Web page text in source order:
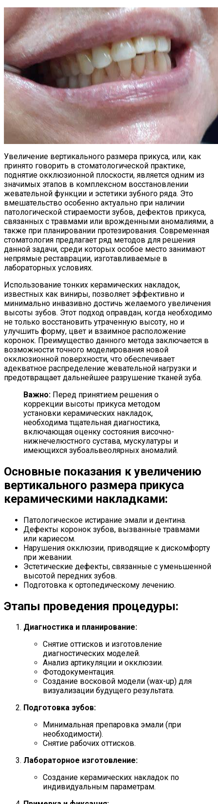
Увеличение вертикального размера прикуса, или, как
принято говорить в стоматологической практике,
поднятие окклюзионной плоскости, является одним из
значимых этапов в комплексном восстановлении
жевательной функции и эстетики зубного ряда. Это
вмешательство особенно актуально при наличии
патологической стираемости зубов, дефектов прикуса,
связанных с травмами или врожденными аномалиями, а
также при планировании протезирования. Современная
стоматология предлагает ряд методов для решения
данной задачи, среди которых особое место занимают
непрямые реставрации, изготавливаемые в
лабораторных условиях.
Использование тонких керамических накладок,
известных как виниры, позволяет эффективно и
минимально инвазивно достичь желаемого увеличения
высоты зубов. Этот подход оправдан, когда необходимо
не только восстановить утраченную высоту, но и
улучшить форму, цвет и взаимное расположение
коронок. Преимущество данного метода заключается в
возможности точного моделирования новой
окклюзионной поверхности, что обеспечивает
адекватное распределение жевательной нагрузки и
предотвращает дальнейшее разрушение тканей зуба.
Важно: Перед принятием решения о
коррекции высоты прикуса методом
установки керамических накладок,
необходима тщательная диагностика,
включающая оценку состояния височно-
нижнечелюстного сустава, мускулатуры и
имеющихся зубоальвеолярных аномалий.
Основные показания к увеличению
вертикального размера прикуса
керамическими накладками:
Патологическое истирание эмали и дентина.
Дефекты коронок зубов, вызванные травмами
или кариесом.
Нарушения окклюзии, приводящие к дискомфорту
при жевании.
Эстетические дефекты, связанные с уменьшенной
высотой передних зубов.
Подготовка к ортопедическому лечению.
Этапы проведения процедуры:
Диагностика и планирование:
Снятие оттисков и изготовление
диагностических моделей.
Анализ артикуляции и окклюзии.
Фотодокументация.
Создание восковой модели (wax-up) для
визуализации будущего результата.
Подготовка зубов:
Минимальная препаровка эмали (при
необходимости).
Снятие рабочих оттисков.
Лабораторное изготовление:
Создание керамических накладок по
индивидуальным параметрам.